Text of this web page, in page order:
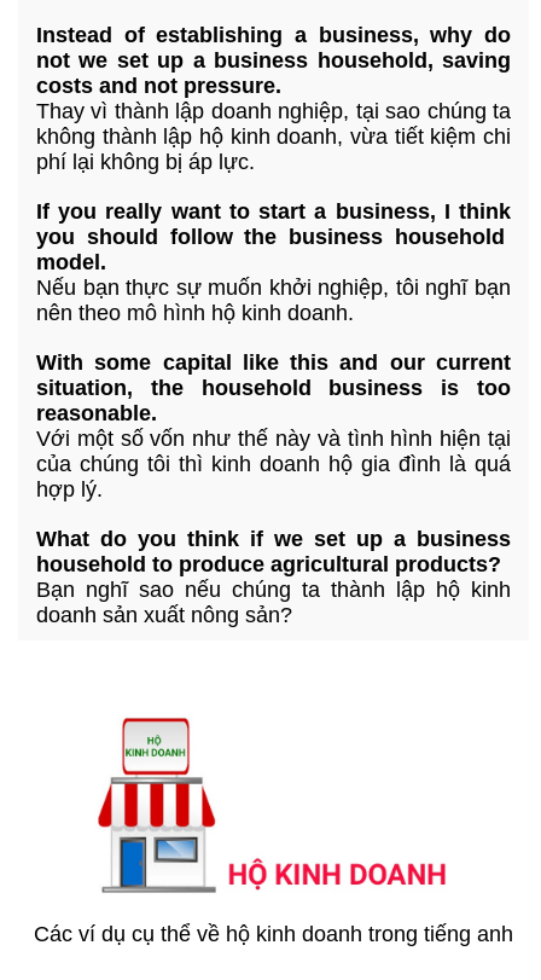
Instead of establishing a business, why do
not we set up a business household, saving
costs and not pressure.
Thay vì thành lập doanh nghiệp, tại sao chúng ta
không thành lập hộ kinh doanh, vừa tiết kiệm chi
phí lại không bị áp lực.
If you really want to start a business, I think
you should follow the business household
model.
Nếu bạn thực sự muốn khởi nghiệp, tôi nghĩ bạn
nên theo mô hình hộ kinh doanh.
With some capital like this and our current
situation, the household business is too
reasonable.
Với một số vốn như thế này và tình hình hiện tại
của chúng tôi thì kinh doanh hộ gia đình là quá
hợp lý.
What do you think if we set up a business
household to produce agricultural products?
Bạn nghĩ sao nếu chúng ta thành lập hộ kinh
doanh sản xuất nông sản?
Các ví dụ cụ thể về hộ kinh doanh trong tiếng anh